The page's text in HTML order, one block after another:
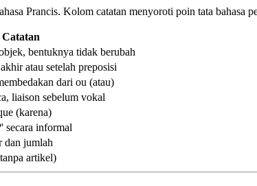
Prancis. Kolom catatan menyoroti poin tata bahasa
Catatan
bentuknya tidak berubah
atau setelah preposisi
dari ou (atau)
liaison sebelum vokal
(karena)
secara informal
dan jumlah
artikel)